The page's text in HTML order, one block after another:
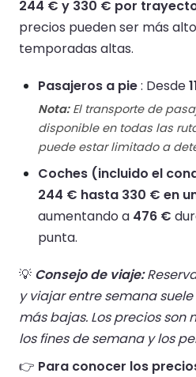
244 € y 330 € por
precios pueden ser más
temporadas altas.
Pasajeros a pie: Desde
Nota:El transporte de
disponible en todas las
puede estar limitado a
Coches (incluido el
244 € hasta 330 € en
aumentando a 476 €
punta.
💡 Consejo de viaje:
y viajar entre semana
más bajas. Los precios son
los fines de semana y los
👉 Para conocer los